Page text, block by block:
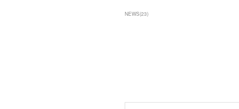
NEWS(23)